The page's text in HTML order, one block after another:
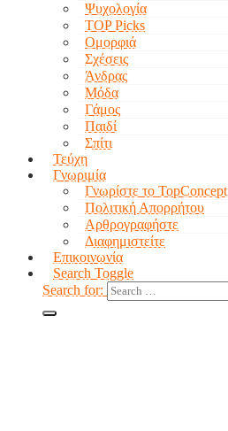
Ψυχολογία
TOP Picks
Ομορφιά
Σχέσεις
Άνδρας
Μόδα
Γάμος
Παιδί
Σπίτι
Τεύχη
Γνωριμία
Γνωρίστε το TopConcept
Πολιτική Απορρήτου
Αρθρογραφήστε
Διαφημιστείτε
Επικοινωνία
Search Toggle
Search for: